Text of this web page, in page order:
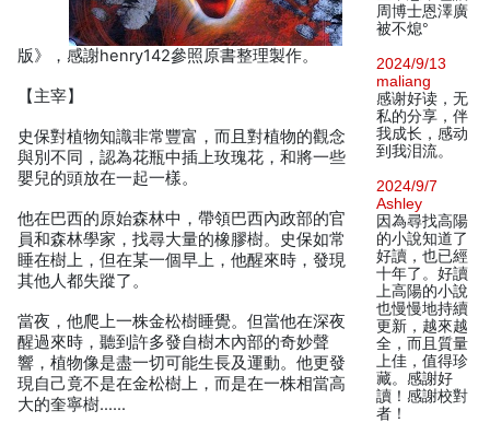
版》，感謝henry142參照原書整理製作。
【主宰】
史保對植物知識非常豐富，而且對植物的觀念
與別不同，認為花瓶中插上玫瑰花，和將一些
嬰兒的頭放在一起一樣。
他在巴西的原始森林中，帶領巴西內政部的官
員和森林學家，找尋大量的橡膠樹。史保如常
睡在樹上，但在某一個早上，他醒來時，發現
其他人都失蹤了。
當夜，他爬上一株金松樹睡覺。但當他在深夜
醒過來時，聽到許多發自樹木內部的奇妙聲
響，植物像是盡一切可能生長及運動。他更發
現自己竟不是在金松樹上，而是在一株相當高
大的奎寧樹……
周博士恩澤廣
被不熄°
2024/9/13
maliang
感谢好读，无
私的分享，伴
我成长，感动
到我泪流。
2024/9/7
Ashley
因為尋找高陽
的小說知道了
好讀，也已經
十年了。好讀
上高陽的小說
也慢慢地持續
更新，越來越
全，而且質量
上佳，值得珍
藏。感謝好
讀！感謝校對
者！